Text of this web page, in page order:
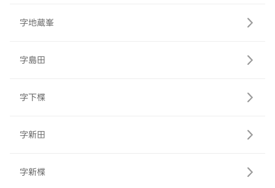
字地蔵峯
字島田
字下楪
字新田
字新楪